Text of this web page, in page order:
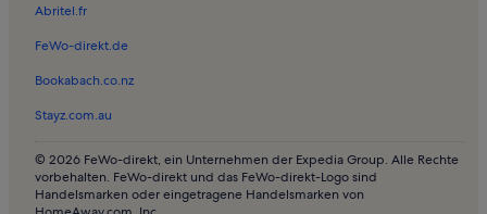
Abritel.fr
FeWo-direkt.de
Bookabach.co.nz
Stayz.com.au
© 2026 FeWo-direkt, ein Unternehmen der Expedia Group. Alle Rechte
vorbehalten. FeWo-direkt und das FeWo-direkt-Logo sind
Handelsmarken oder eingetragene Handelsmarken von